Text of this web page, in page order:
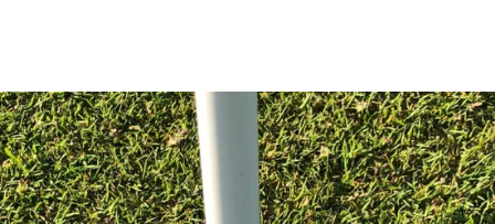
Bälle mitnehmen.
Anzahl Löcher: 18 Loch